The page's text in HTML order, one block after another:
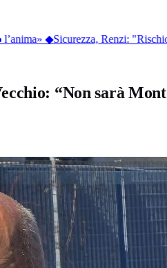
◆Sicurezza, Renzi: "Rischio
“Non sarà